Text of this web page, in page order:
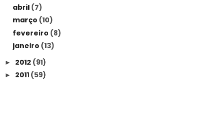
abril (7)
março (10)
fevereiro (8)
janeiro (13)
► 2012 (91)
► 2011 (59)